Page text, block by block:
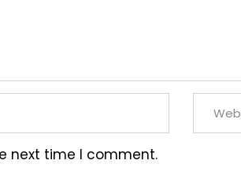
next time I comment.